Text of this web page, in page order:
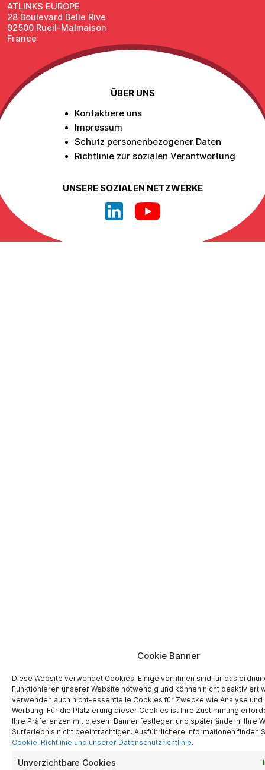
Cookie Banner
Diese Website verwendet Cookies. Einige von ihnen sind für das
Funktionieren unserer Website notwendig und können nicht deaktiviert
verwenden auch nicht-essentielle Cookies für Zwecke wie Analyse
Werbung. Für die Platzierung dieser Cookies ist Ihre Zustimmung
Ihre Präferenzen mit diesem Banner festlegen und später ändern. Ihre
Surferlebnis nicht beeinträchtigen. Ausführlichere Informationen finden
Cookie-Richtlinie und unserer Datenschutzrichtlinie.
Unverzichtbare Cookies
ATLINKS EUROPE
28 Boulevard Belle Rive
92500 Rueil-Malmaison
France
ÜBER UNS
Kontaktiere uns
Impressum
Schutz personenbezogener Daten
Richtlinie zur sozialen Verantwortung
UNSERE SOZIALEN NETZWERKE